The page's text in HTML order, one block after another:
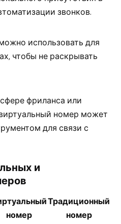
звонков.
использовать для
чтобы не раскрывать
фриланса или
номер может
для связи с
и
номер
Традиционный
номер